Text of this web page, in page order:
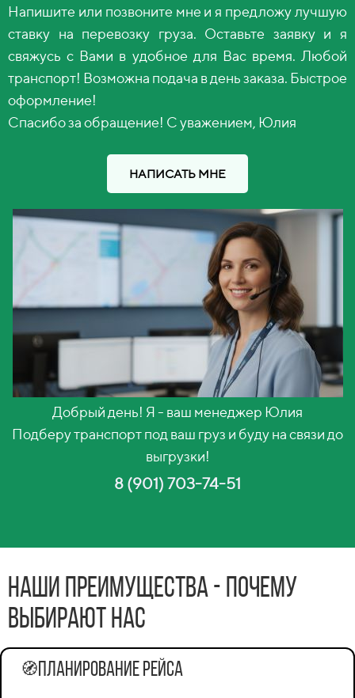
Напишите или позвоните мне и я предложу лучшую
ставку на перевозку груза. Оставьте заявку и я
свяжусь с Вами в удобное для Вас время. Любой
транспорт! Возможна подача в день заказа. Быстрое
оформление!
Спасибо за обращение! С уважением, Юлия
НАПИСАТЬ МНЕ
Добрый день! Я - ваш менеджер Юлия
Подберу транспорт под ваш груз и буду на связи до
выгрузки!
8 (901) 703-74-51
Наши преимущества - почему
выбирают нас
🧭Планирование рейса